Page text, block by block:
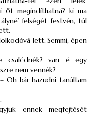
őt megindíthatná? ki ma
felségét festvén, túl
lett. Semmi, épen
csalódnék? van é egy
nem vennék?
– Oh bár hazudni tanúltam
ennek megfejtését